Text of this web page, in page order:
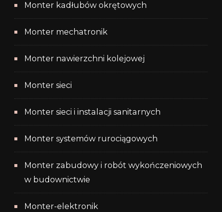
Monter kadłubów okrętowych
Monter mechatronik
Monter nawierzchni kolejowej
Monter sieci
Monter sieci i instalacji sanitarnych
Monter systemów rurociągowych
Monter zabudowy i robót wykończeniowych
w budownictwie
Monter-elektronik